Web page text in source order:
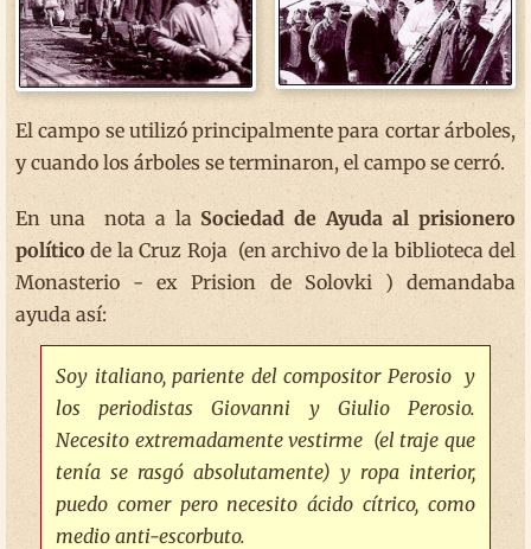
El campo se utilizó principalmente para cortar árboles,
y cuando los árboles se terminaron, el campo se cerró.
En una nota a la Sociedad de Ayuda al prisionero
político de la Cruz Roja (en archivo de la biblioteca del
Monasterio - ex Prision de Solovki ) demandaba
ayuda así:
Soy italiano, pariente del compositor Perosio y
los periodistas Giovanni y Giulio Perosio.
Necesito extremadamente vestirme (el traje que
tenía se rasgó absolutamente) y ropa interior,
puedo comer pero necesito ácido cítrico, como
medio anti-escorbuto.